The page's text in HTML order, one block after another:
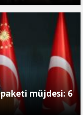
müjdesi: 6